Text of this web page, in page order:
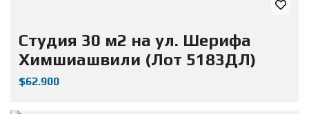
Студия 30 м2 на ул. Шерифа
Химшиашвили (Лот 5183ДЛ)
$62.900